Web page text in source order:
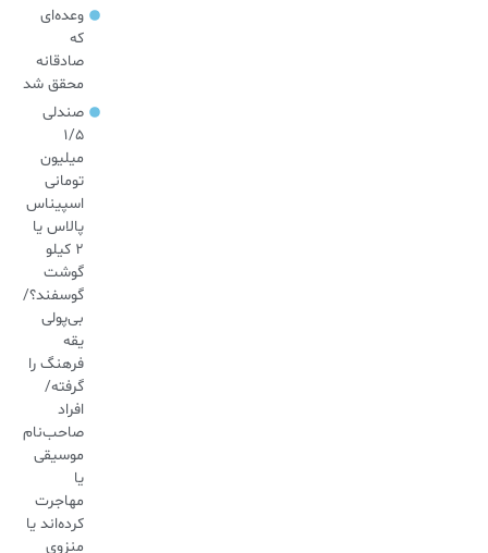
وعده‌ای
که
صادقانه
محقق شد
صندلی
۱/۵
میلیون
تومانی
اسپیناس
پالاس یا
۲ کیلو
گوشت
گوسفند؟/
بی‌پولی
یقه
فرهنگ را
گرفته/
افراد
صاحب‌نام
موسیقی
یا
مهاجرت
کرده‌اند یا
منزوی